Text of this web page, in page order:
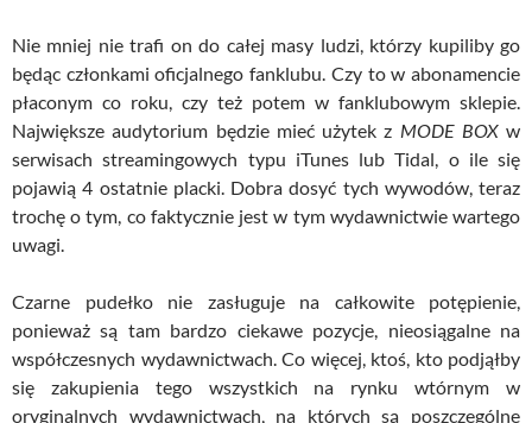
Nie mniej nie trafi on do całej masy ludzi, którzy kupiliby go
będąc członkami oficjalnego fanklubu. Czy to w abonamencie
płaconym co roku, czy też potem w fanklubowym sklepie.
Największe audytorium będzie mieć użytek z MODE BOXw
serwisach streamingowych typu iTunes lubTidal , o ile się
pojawią 4 ostatnie placki. Dobra dosyć tych wywodów, teraz
trochę o tym, co faktycznie jest w tym wydawnictwie wartego
uwagi.
Czarne pudełko nie zasługuje na całkowite potępienie,
ponieważ są tam bardzo ciekawe pozycje, nieosiągalne na
współczesnych wydawnictwach. Co więcej, ktoś, kto podjąłby
się zakupienia tego wszystkich na rynku wtórnym w
oryginalnych wydawnictwach, na których są poszczególne